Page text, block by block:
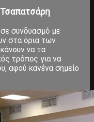
συνδυασμό με
στα όρια των
να τα
τρόπος για να
αφού κανένα σημείο